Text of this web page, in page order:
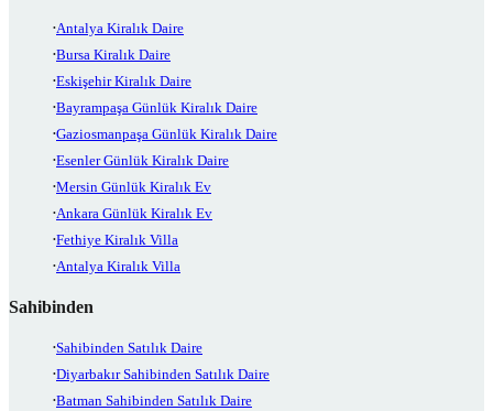
Antalya Kiralık Daire
Bursa Kiralık Daire
Eskişehir Kiralık Daire
Bayrampaşa Günlük Kiralık Daire
Gaziosmanpaşa Günlük Kiralık Daire
Esenler Günlük Kiralık Daire
Mersin Günlük Kiralık Ev
Ankara Günlük Kiralık Ev
Fethiye Kiralık Villa
Antalya Kiralık Villa
Sahibinden
Sahibinden Satılık Daire
Diyarbakır Sahibinden Satılık Daire
Batman Sahibinden Satılık Daire